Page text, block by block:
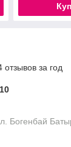
за год
Богенбай